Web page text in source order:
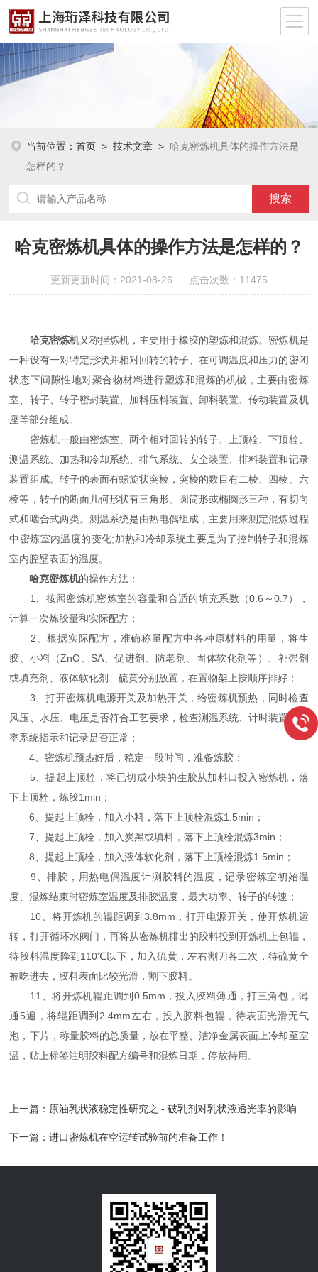
当前位置：首页 >技术文章 > 哈克密炼机具体的操作方法是
怎样的？
哈克密炼机具体的操作方法是怎样的？
更新更新时间：2021-08-26 点击次数：11475
哈克密炼机又称捏炼机，主要用于橡胶的塑炼和混炼。密炼机是
一种设有一对特定形状并相对回转的转子、在可调温度和压力的密闭
状态下间隙性地对聚合物材料进行塑炼和混炼的机械，主要由密炼
室、转子、转子密封装置、加料压料装置、卸料装置、传动装置及机
座等部分组成。
密炼机一般由密炼室、两个相对回转的转子、上顶栓、下顶栓、
测温系统、加热和冷却系统、排气系统、安全装置、排料装置和记录
装置组成。转子的表面有螺旋状突棱，突棱的数目有二棱、四棱、六
棱等，转子的断面几何形状有三角形、圆筒形或椭圆形三种，有切向
式和啮合式两类。测温系统是由热电偶组成，主要用来测定混炼过程
中密炼室内温度的变化;加热和冷却系统主要是为了控制转子和混炼
室内腔壁表面的温度。
哈克密炼机的操作方法：
1、按照密炼机密炼室的容量和合适的填充系数（0.6～0.7），
计算一次炼胶量和实际配方；
2、根据实际配方，准确称量配方中各种原材料的用量，将生
胶、小料（ZnO、SA、促进剂、防老剂、固体软化剂等）、补强剂
或填充剂、液体软化剂、硫黄分别放置，在置物架上按顺序排好；
3、打开密炼机电源开关及加热开关，给密炼机预热，同时检查
风压、水压、电压是否符合工艺要求，检查测温系统、计时装置、功
率系统指示和记录是否正常；
4、密炼机预热好后，稳定一段时间，准备炼胶；
5、提起上顶栓，将已切成小块的生胶从加料口投入密炼机，落
下上顶栓，炼胶1min；
6、提起上顶栓，加入小料，落下上顶栓混炼1.5min；
7、提起上顶栓，加入炭黑或填料，落下上顶栓混炼3min；
8、提起上顶栓，加入液体软化剂，落下上顶栓混炼1.5min；
9、排胶，用热电偶温度计测胶料的温度，记录密炼室初始温
度、混炼结束时密炼室温度及排胶温度，最大功率、转子的转速；
10、将开炼机的辊距调到3.8mm，打开电源开关，使开炼机运
转，打开循环水阀门，再将从密炼机排出的胶料投到开炼机上包辊，
待胶料温度降到110℃以下，加入硫黄，左右割刀各二次，待硫黄全
被吃进去，胶料表面比较光滑，割下胶料。
11、将开炼机辊距调到0.5mm，投入胶料薄通，打三角包，薄
通5遍，将辊距调到2.4mm左右，投入胶料包辊，待表面光滑无气
泡，下片，称量胶料的总质量，放在平整、洁净金属表面上冷却至室
温，贴上标签注明胶料配方编号和混炼日期，停放待用。
上一篇： 原油乳状液稳定性研究之 - 破乳剂对乳状液透光率的影响
下一篇：进口密炼机在空运转试验前的准备工作！